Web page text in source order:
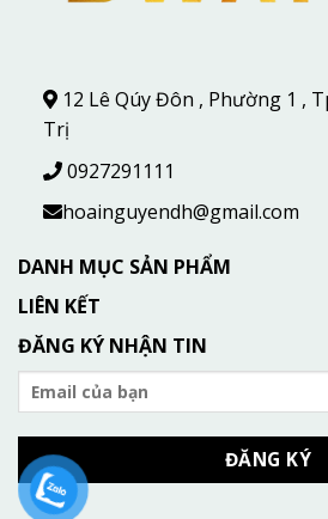
12 Lê Qúy Đôn , Phường 1 ,
Trị
0927291111
hoainguyendh@gmail.com
DANH MỤC SẢN PHẨM
LIÊN KẾT
ĐĂNG KÝ NHẬN TIN